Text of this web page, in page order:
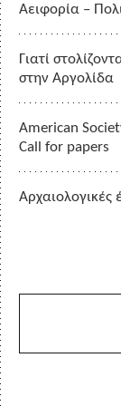
Αειφορία –
Γιατί
στην Αργολίδα
American
Call for papers